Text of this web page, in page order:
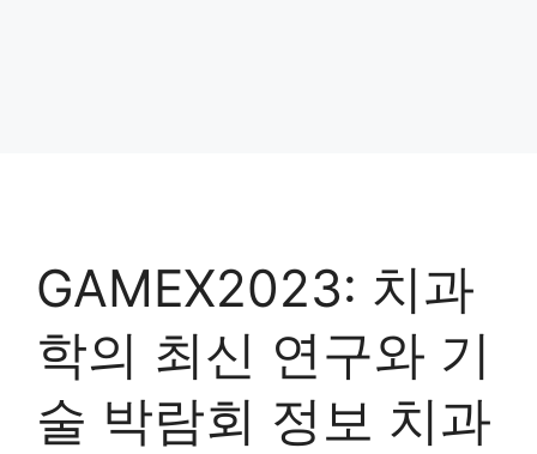
GAMEX2023: 치과
학의 최신 연구와 기
술 박람회 정보 치과